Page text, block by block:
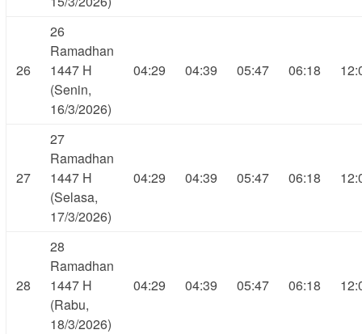
26
26
Ramadhan
1447 H
(Senin,
16/3/2026)
04:29 04:39 05:47 06:18
27
27
Ramadhan
1447 H
(Selasa,
17/3/2026)
04:29 04:39 05:47 06:18
28
28
Ramadhan
1447 H
(Rabu,
18/3/2026)
04:29 04:39 05:47 06:18